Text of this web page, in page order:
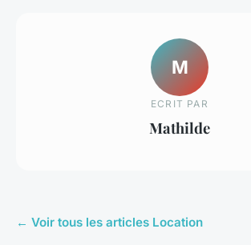
M
ECRIT PAR
Mathilde
← Voir tous les articles Location